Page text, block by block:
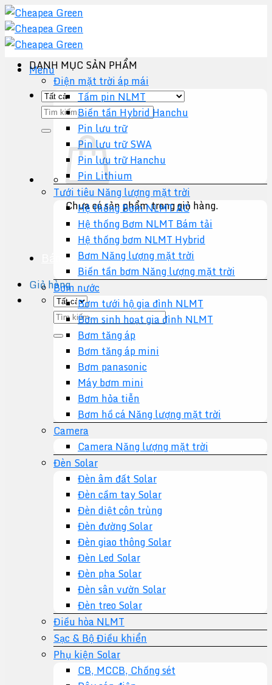
Chuyển
đến
nội
dung
Menu
Tìm
kiếm:
Chưa có sản phẩm trong giỏ hàng.
Quay trở lại cửa hàng
Báo giá +
Giỏ hàng
Tìm
kiếm:
DANH MỤC SẢN PHẨM
Điện mặt trời áp mái
Tấm pin NLMT
Biến tần Hybrid Hanchu
Pin lưu trữ
Pin lưu trữ SWA
Pin lưu trữ Hanchu
Pin Lithium
Tưới tiêu Năng lượng mặt trời
Hệ thống Bơm NLMT AC
Hệ thống Bơm NLMT Bám tải
Hệ thống bơm NLMT Hybrid
Bơm Năng lượng mặt trời
Biến tần bơm Năng lượng mặt trời
Bơm nước
Bơm tưới hộ gia đình NLMT
Bơm sinh hoạt gia đình NLMT
Bơm tăng áp
Bơm tăng áp mini
Bơm panasonic
Máy bơm mini
Bơm hỏa tiễn
Bơm hồ cá Năng lượng mặt trời
Camera
Camera Năng lượng mặt trời
Đèn Solar
Đèn âm đất Solar
Đèn cầm tay Solar
Đèn diệt côn trùng
Đèn đường Solar
Đèn giao thông Solar
Đèn Led Solar
Đèn pha Solar
Đèn sân vườn Solar
Đèn treo Solar
Điều hòa NLMT
Sạc & Bộ Điều khiển
Phụ kiện Solar
CB, MCCB, Chống sét